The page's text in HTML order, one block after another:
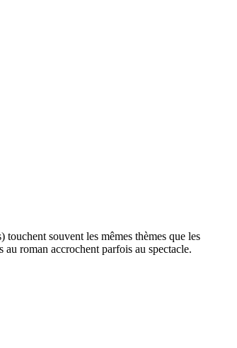
touchent souvent les mêmes thèmes que les
roman accrochent parfois au spectacle.